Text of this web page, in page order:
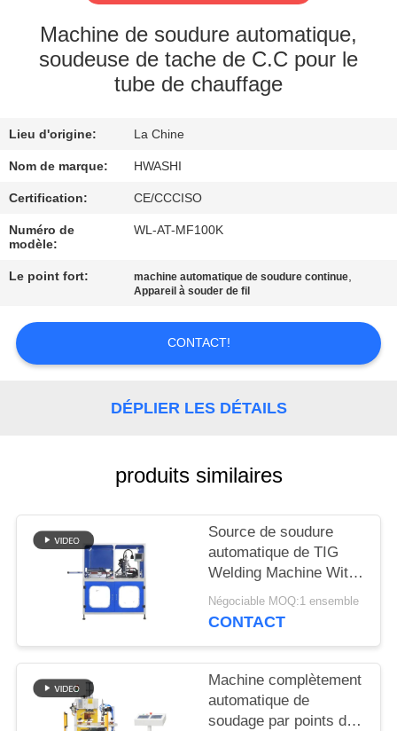
VISITE
D'USINE
DE
QUALITÉ
CONTACTEZ-
NOUS
CAS
CITATION
PLAN
POLITIQUE
EN
MATIÈRE
Machine de soudure automatique,
soudeuse de tache de C.C pour le
tube de chauffage
Lieu d'origine: La Chine
Nom de marque: HWASHI
Certification: CE/CCCISO
Numéro de
modèle:
WL-AT-MF100K
Le point fort: machine automatique de soudure continue,
Appareil à souder de fil
CONTACT!
DÉPLIER LES DÉTAILS
produits similaires
Source de soudure
automatique de TIG
Welding Machine With
Panasonic de noyau de
stratification du
Négociable MOQ:1 ensemble
CONTACT
Machine complètement
automatique de
soudage par points de